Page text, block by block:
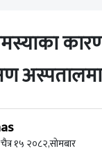
अस्पतालमा
चैत्र १५ २०८२,सोमबार